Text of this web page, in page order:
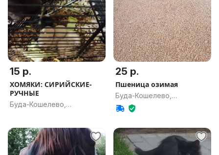
15 р.
ХОМЯКИ: СИРИЙСКИЕ-
РУЧНЫЕ
Буда-Кошелево,
25 р.
Пшеница озимая
Буда-Кошелево,
Гомельская обл.